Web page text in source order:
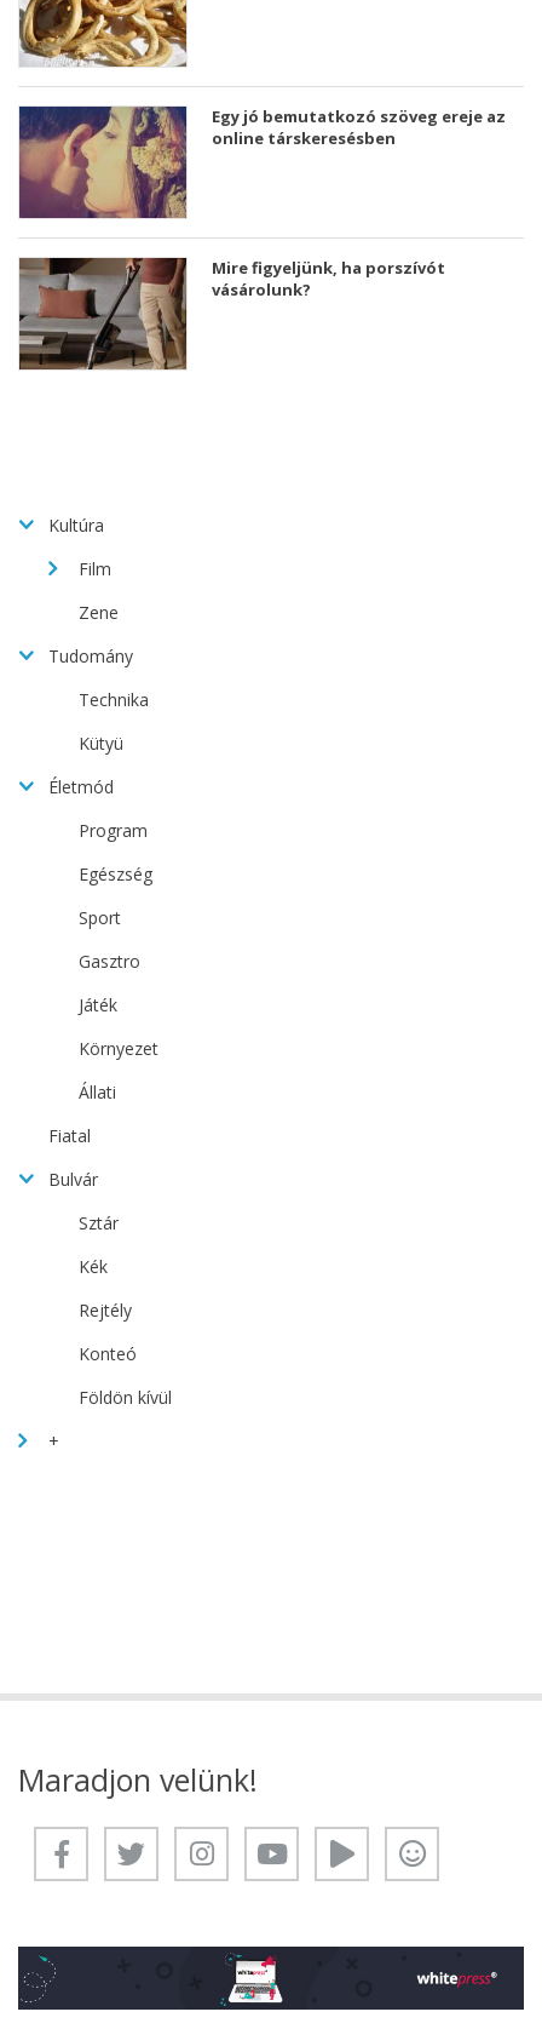
Egy jó bemutatkozó szöveg ereje az
online társkeresésben
Mire figyeljünk, ha porszívót
vásárolunk?
Kultúra
Film
Zene
Tudomány
Technika
Kütyü
Életmód
Program
Egészség
Sport
Gasztro
Játék
Környezet
Állati
Fiatal
Bulvár
Sztár
Kék
Rejtély
Konteó
Földön kívül
+
Maradjon velünk!